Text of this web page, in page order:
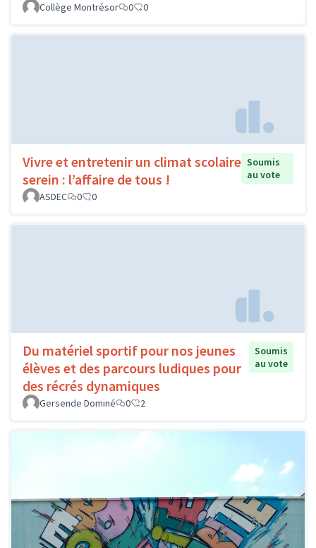
Collège Montrésor
0 0
Vivre et entretenir un climat scolaire
serein : l’affaire de tous !
Soumis
au vote
ASDEC
0 0
Du matériel sportif pour nos jeunes
élèves et des parcours ludiques pour
des récrés dynamiques
Soumis
au vote
Gersende Dominé 0 2